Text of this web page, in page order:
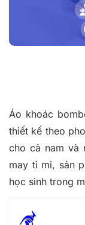
Áo khoác
thiết kế theo
cho cả nam và
may tỉ mỉ, sản
học sinh trong